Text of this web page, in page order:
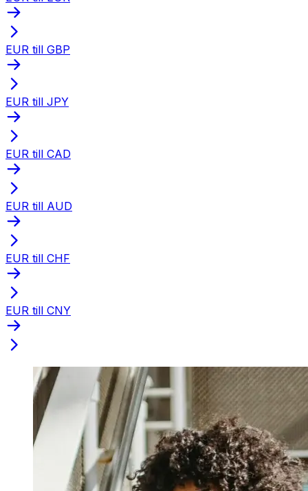
EUR till GBP
EUR till JPY
EUR till CAD
EUR till AUD
EUR till CHF
EUR till CNY